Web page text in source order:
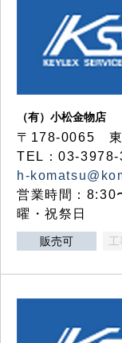
（有）小松金物店
〒178-0065 東
TEL：03-
h-
営業時間：8:30
曜・祝祭日
販売可